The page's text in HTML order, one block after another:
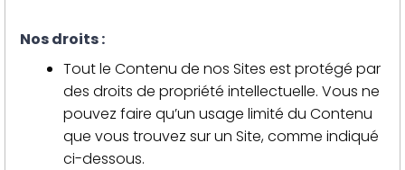
Nos droits :
Tout le Contenu de nos Sites est protégé par
des droits de propriété intellectuelle. Vous ne
pouvez faire qu’un usage limité du Contenu
que vous trouvez sur un Site, comme indiqué
ci-dessous.